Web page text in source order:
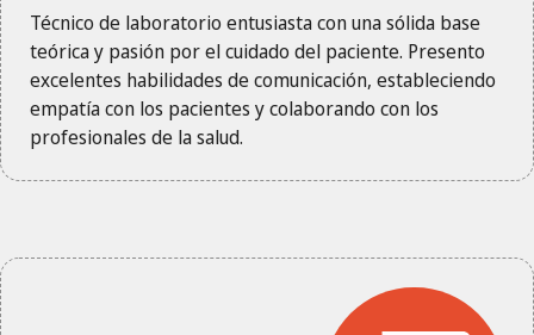
Técnico de laboratorio entusiasta con una sólida base
teórica y pasión por el cuidado del paciente. Presento
excelentes habilidades de comunicación, estableciendo
empatía con los pacientes y colaborando con los
profesionales de la salud.